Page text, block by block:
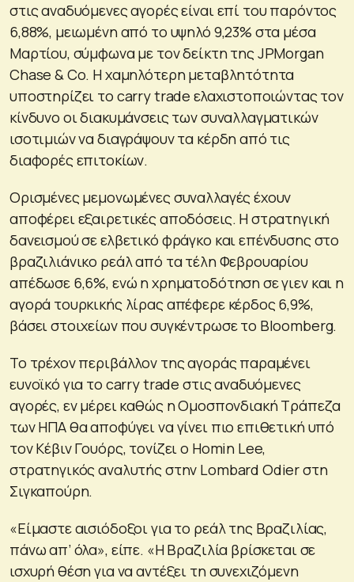
στις αναδυόμενες αγορές είναι επί του παρόντος
6,88%, μειωμένη από το υψηλό 9,23% στα μέσα
Μαρτίου, σύμφωνα με τον δείκτη της JPMorgan
Chase & Co. Η χαμηλότερη μεταβλητότητα
υποστηρίζει το carry trade ελαχιστοποιώντας τον
κίνδυνο οι διακυμάνσεις των συναλλαγματικών
ισοτιμιών να διαγράψουν τα κέρδη από τις
διαφορές επιτοκίων.
Ορισμένες μεμονωμένες συναλλαγές έχουν
αποφέρει εξαιρετικές αποδόσεις. H στρατηγική
δανεισμού σε ελβετικό φράγκο και επένδυσης στο
βραζιλιάνικο ρεάλ από τα τέλη Φεβρουαρίου
απέδωσε 6,6%, ενώ η χρηματοδότηση σε γιεν και η
αγορά τουρκικής λίρας απέφερε κέρδος 6,9%,
βάσει στοιχείων που συγκέντρωσε το Bloomberg.
Το τρέχον περιβάλλον της αγοράς παραμένει
ευνοϊκό για το carry trade στις αναδυόμενες
αγορές, εν μέρει καθώς η Ομοσπονδιακή Τράπεζα
των ΗΠΑ θα αποφύγει να γίνει πιο επιθετική υπό
τον Κέβιν Γουόρς, τονίζει ο Homin Lee,
στρατηγικός αναλυτής στην Lombard Odier στη
Σιγκαπούρη.
«Είμαστε αισιόδοξοι για το ρεάλ της Βραζιλίας,
πάνω απ’ όλα», είπε. «Η Βραζιλία βρίσκεται σε
ισχυρή θέση για να αντέξει τη συνεχιζόμενη